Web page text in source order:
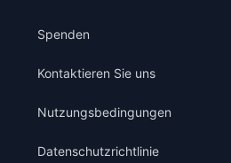
Spenden
Kontaktieren Sie uns
Nutzungsbedingungen
Datenschutzrichtlinie